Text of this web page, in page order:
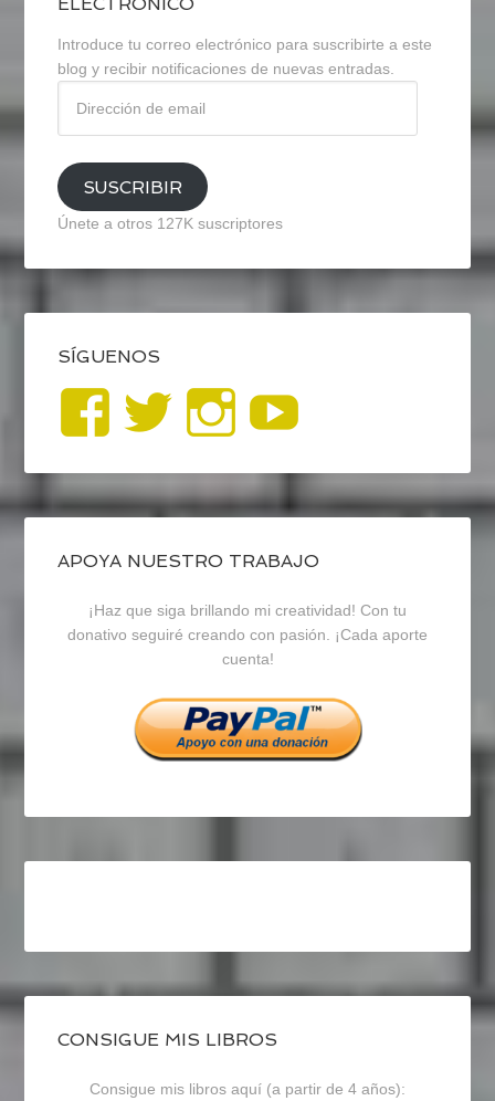
ELECTRÓNICO
Introduce tu correo electrónico para suscribirte a este
blog y recibir notificaciones de nuevas entradas.
email
SUSCRIBIR
Únete a otros 127K suscriptores
SÍGUENOS
Ver
perfil
de
blogrecursosep
en
Facebook
Ver
perfil
de
recursosep
en
Twitter
Ver
perfil
de
recursosep
en
Instagram
APOYA NUESTRO TRABAJO
¡Haz que siga brillando mi creatividad! Con tu
donativo seguiré creando con pasión. ¡Cada aporte
cuenta!
CONSIGUE MIS LIBROS
Consigue mis libros aquí (a partir de 4 años):